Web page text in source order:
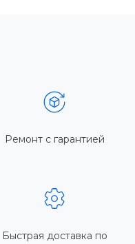
Ремонт с гарантией
Быстрая доставка по